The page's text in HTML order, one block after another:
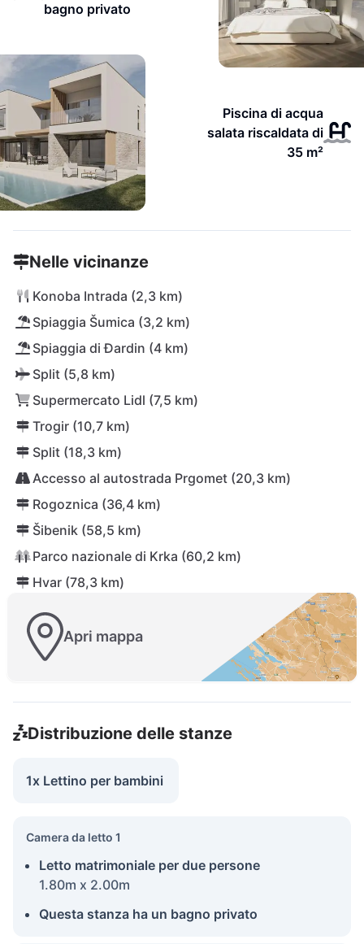
bagno privato
Piscina di acqua
salata riscaldata di
35 m²
Nelle vicinanze
Konoba Intrada (2,3 km)
Spiaggia Šumica (3,2 km)
Spiaggia di Đardin (4 km)
Split (5,8 km)
Supermercato Lidl (7,5 km)
Trogir (10,7 km)
Split (18,3 km)
Accesso al autostrada Prgomet (20,3 km)
Rogoznica (36,4 km)
Šibenik (58,5 km)
Parco nazionale di Krka (60,2 km)
Hvar (78,3 km)
Apri mappa
Distribuzione delle stanze
1x Lettino per bambini
Camera da letto 1
Letto matrimoniale per due persone
1.80m x 2.00m
Questa stanza ha un bagno privato